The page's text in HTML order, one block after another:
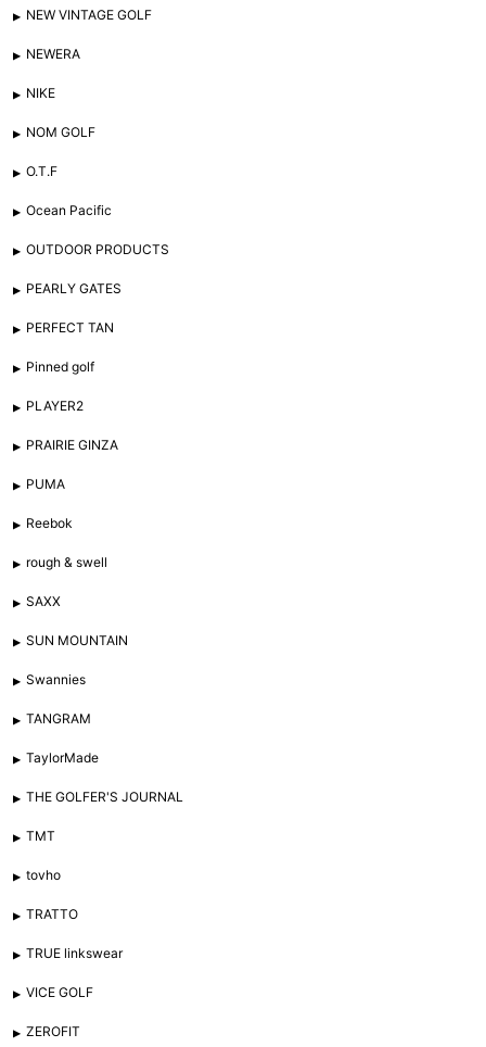
NEW VINTAGE GOLF
NEWERA
NIKE
NOM GOLF
O.T.F
Ocean Pacific
OUTDOOR PRODUCTS
PEARLY GATES
PERFECT TAN
Pinned golf
PLAYER2
PRAIRIE GINZA
PUMA
Reebok
rough & swell
SAXX
SUN MOUNTAIN
Swannies
TANGRAM
TaylorMade
THE GOLFER'S JOURNAL
TMT
tovho
TRATTO
TRUE linkswear
VICE GOLF
ZEROFIT